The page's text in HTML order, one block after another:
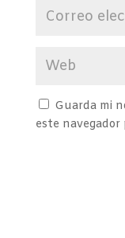
Guarda mi
este navegador